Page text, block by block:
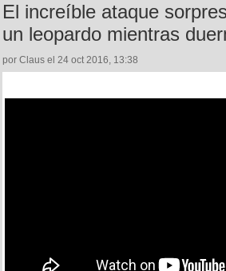
El increíble ataque
un leopardo mientras
por Claus el 24 oct 2016, 13:38